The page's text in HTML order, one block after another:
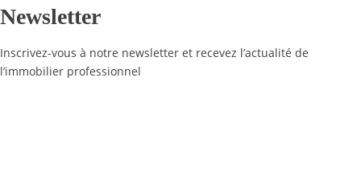
Newsletter
Inscrivez-vous à notre newsletter et recevez l’actualité de
l’immobilier professionnel